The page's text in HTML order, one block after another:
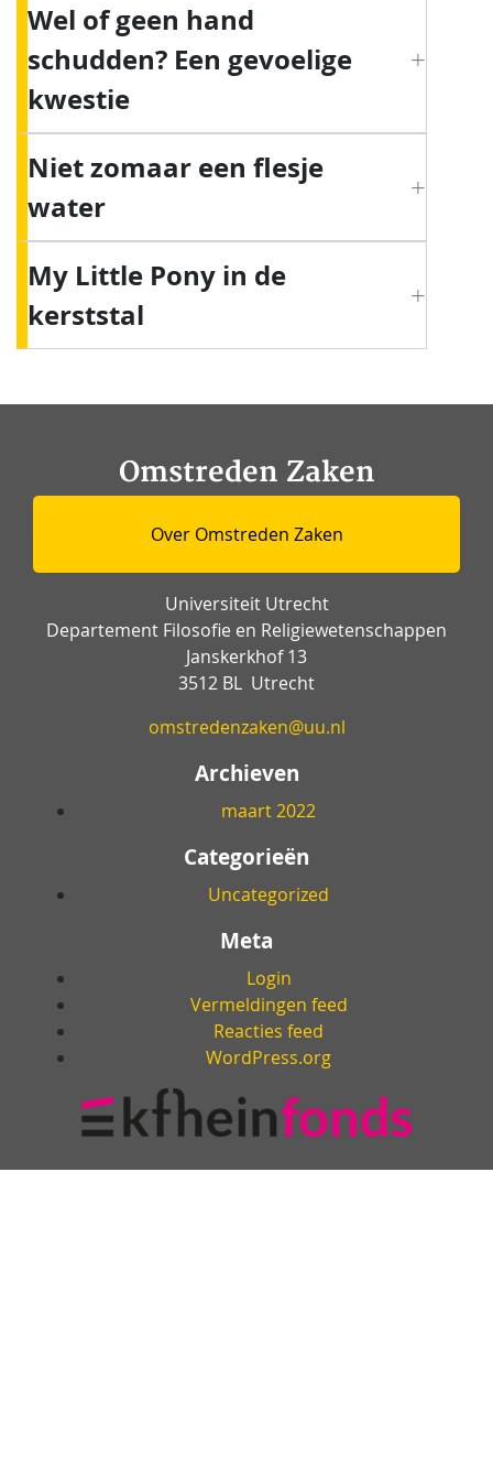
Wel of geen hand
schudden? Een gevoelige
kwestie
Niet zomaar een flesje
water
My Little Pony in de
kerststal
Omstreden Zaken
Over Omstreden Zaken
Universiteit Utrecht
Departement Filosofie en Religiewetenschappen
Janskerkhof 13
3512 BL Utrecht
omstredenzaken@uu.nl
Archieven
maart 2022
Categorieën
Uncategorized
Meta
Login
Vermeldingen feed
Reacties feed
WordPress.org